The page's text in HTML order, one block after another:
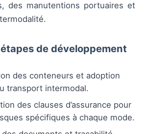
des manutentions portuaires et
de développement
des conteneurs et adoption
transport intermodal.
des clauses d’assurance pour
spécifiques à chaque mode.